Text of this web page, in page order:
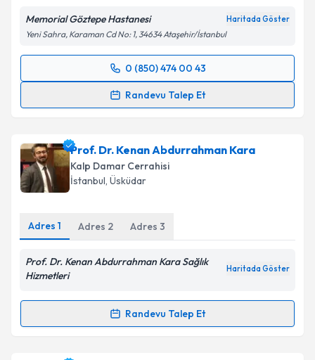
Memorial Göztepe Hastanesi Haritada Göster
Yeni Sahra, Karaman Cd No: 1, 34634 Ataşehir/İstanbul
0 (850) 474 00 43
Randevu Talep Et
Randevu Takvimi Talebi
için bir takvim hazırlandığında e-posta ile
bilgilendireceğiz.
E-posta Adresiniz
Kişisel verilerimin işlenmesine ilişkin
Metni
'ni okudum ve kişisel verilerimin belirtilen
Prof. Dr. Kenan Abdurrahman Kara
Kalp Damar Cerrahisi
İstanbul, Üsküdar
Adres 1 Adres 2 Adres 3
Prof. Dr. Kenan Abdurrahman Kara Sağlık
Hizmetleri
Haritada Göster
Randevu Talep Et
Randevu Takvimi Talebi